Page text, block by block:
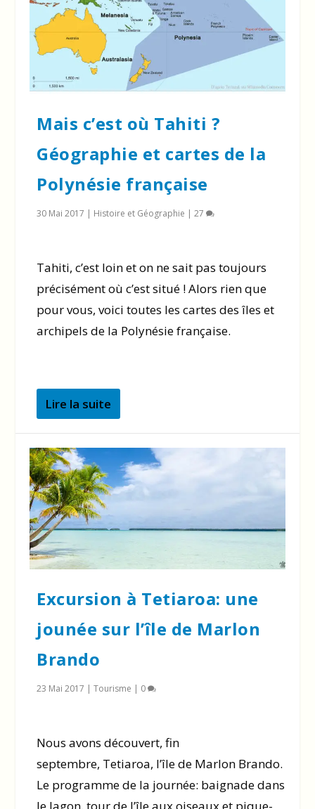
Mais c’est où Tahiti ?
Géographie et cartes de la
Polynésie française
30 Mai 2017 | Histoire et Géographie |27
Tahiti, c’est loin et on ne sait pas toujours
précisément où c’est situé ! Alors rien que
pour vous, voici toutes les cartes des îles et
archipels de la Polynésie française.
Lire la suite
Excursion à Tetiaroa: une
jounée sur l’île de Marlon
Brando
23 Mai 2017 |Tourisme | 0
Nous avons découvert, fin
septembre, Tetiaroa, l’île de Marlon Brando.
Le programme de la journée: baignade dans